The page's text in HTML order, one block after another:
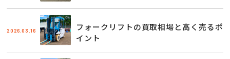
2026.03.16
フォークリフトの買取相場と高く売るポ
イント